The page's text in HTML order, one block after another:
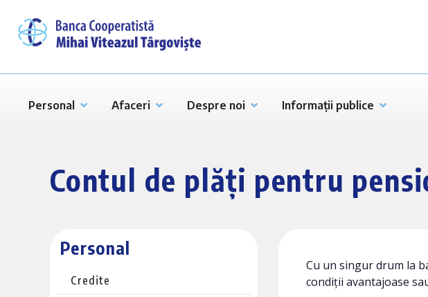
Personal Afaceri Despre noi Informații publice
Contul de plăți pentru
Personal
Credite
Cu un singur drum la
condiții avantajoase